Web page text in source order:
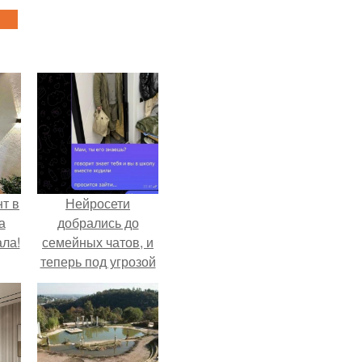
в
Нейросети
добрались до
семейных чатов, и
теперь под угрозой
мамины нервы.